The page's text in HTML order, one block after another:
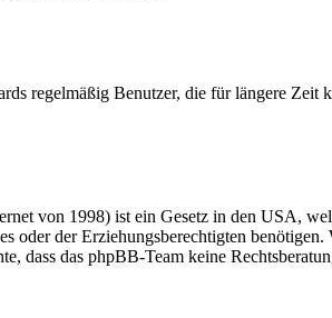
regelmäßig Benutzer, die für längere Zeit
von 1998) ist ein Gesetz in den USA,
oder der Erziehungsberechtigten
dass das phpBB-Team keine